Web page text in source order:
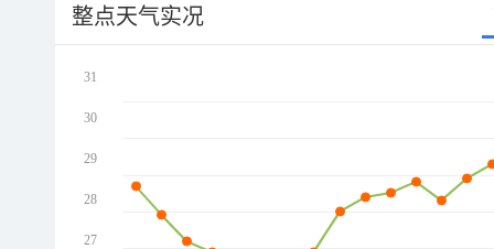
整点天气实况
31
30
29
28
27